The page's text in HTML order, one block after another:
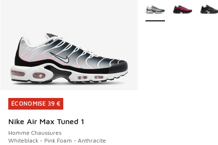
ÉCONOMISE 39 €
Nike Air Max Tuned 1
Homme Chaussures
Whiteblack - Pink Foam - Anthracite
ÉCONOMISE 39 €
Plus de couleurs